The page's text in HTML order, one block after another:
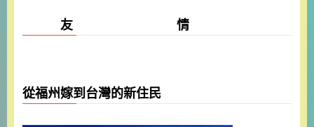
友 情
從福州嫁到台灣的新住民